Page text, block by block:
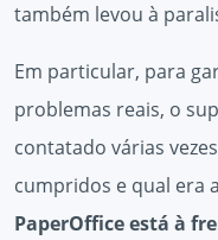
também levou à
Em particular, para
problemas reais, o
contatado várias
cumpridos e qual era
PaperOffice está à